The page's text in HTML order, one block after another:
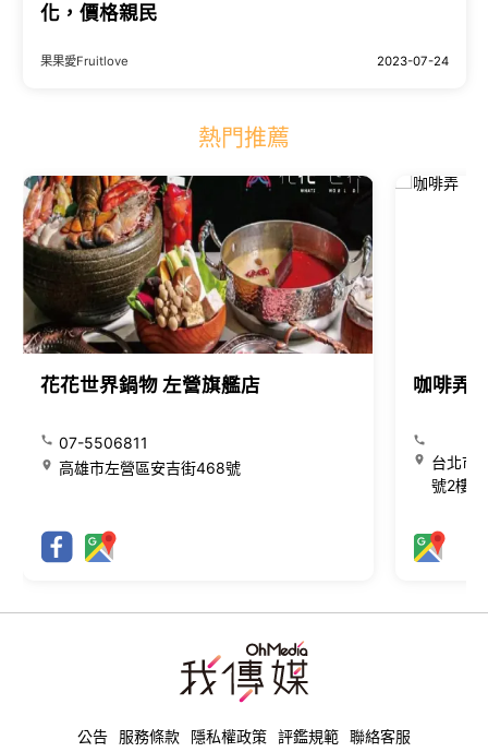
化，價格親民
果果愛Fruitlove 2023-07-24
熱門推薦
花花世界鍋物 左營旗艦店
07-5506811
高雄市左營區安吉街468號
咖啡弄
台北市
號2樓
公告 服務條款 隱私權政策 評鑑規範 聯絡客服